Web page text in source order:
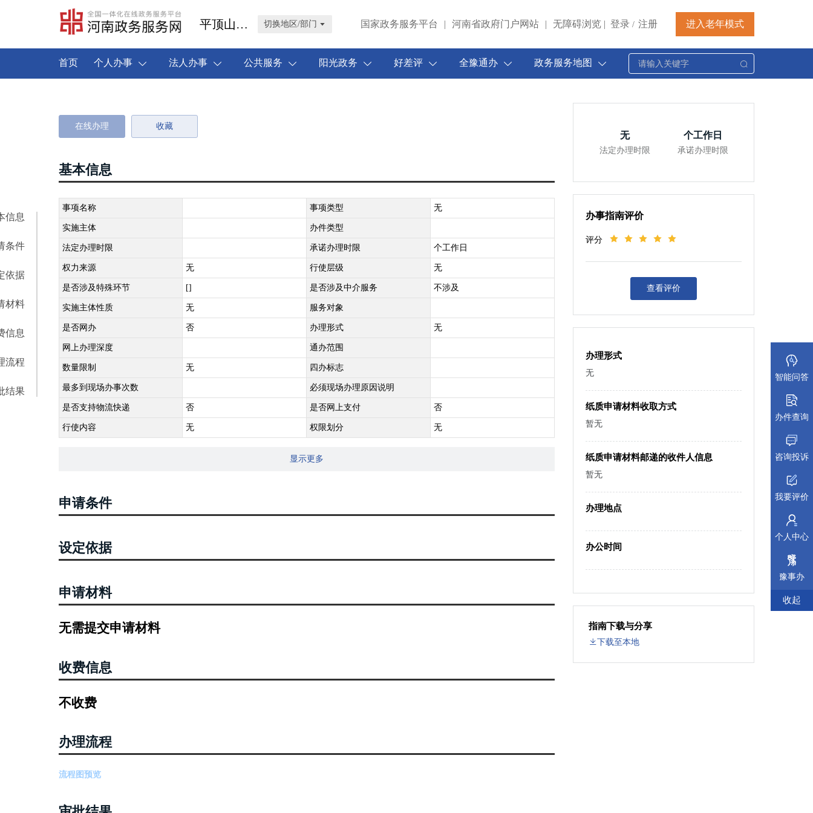
平顶山市叶县 切换地区/部门 国家政务服务平台 | 河南省政府门户网站 | 无障碍浏览 | 登录 / 注册 进入老年模式
首页 个人办事 法人办事 公共服务 阳光政务 好差评 全豫通办 政务服务地图
信息
条件
依据
材料
信息
流程
结果
在线办理 收藏
基本信息
事项名称 事项类型 无
实施主体 办件类型
法定办理时限 承诺办理时限 个工作日
权力来源 无 行使层级 无
是否涉及特殊环节 [] 是否涉及中介服务 不涉及
实施主体性质 无 服务对象
是否网办 否 办理形式 无
网上办理深度 通办范围
数量限制 无 四办标志
最多到现场办事次数 必须现场办理原因说明
是否支持物流快递 否 是否网上支付 否
行使内容 无 权限划分 无
显示更多
申请条件
设定依据
申请材料
无需提交申请材料
收费信息
不收费
办理流程
流程图预览
无
法定办理时限
个工作日
承诺办理时限
办事指南评价
评分
查看评价
办理形式
无
纸质申请材料收取方式
暂无
纸质申请材料邮递的收件人信息
暂无
办理地点
办公时间
指南下载与分享
下载至本地
智能问答
办件查询
咨询投诉
我要评价
个人中心
豫事办
收起